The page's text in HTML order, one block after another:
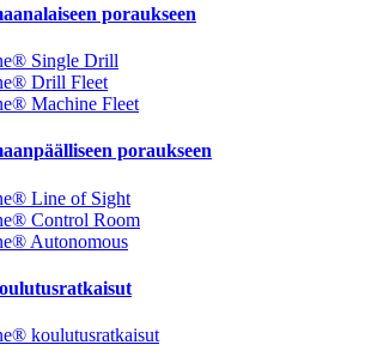
poraukseen
Single Drill
Drill Fleet
Machine Fleet
poraukseen
Line of Sight
Control Room
Autonomous
koulutusratkaisut